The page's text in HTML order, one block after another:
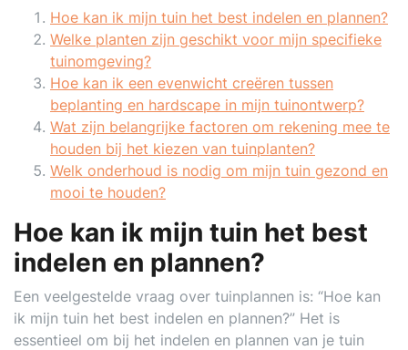
Hoe kan ik mijn tuin het best indelen en plannen?
Welke planten zijn geschikt voor mijn specifieke
tuinomgeving?
Hoe kan ik een evenwicht creëren tussen
beplanting en hardscape in mijn tuinontwerp?
Wat zijn belangrijke factoren om rekening mee te
houden bij het kiezen van tuinplanten?
Welk onderhoud is nodig om mijn tuin gezond en
mooi te houden?
Hoe kan ik mijn tuin het best
indelen en plannen?
Een veelgestelde vraag over tuinplannen is: “Hoe kan
ik mijn tuin het best indelen en plannen?” Het is
essentieel om bij het indelen en plannen van je tuin